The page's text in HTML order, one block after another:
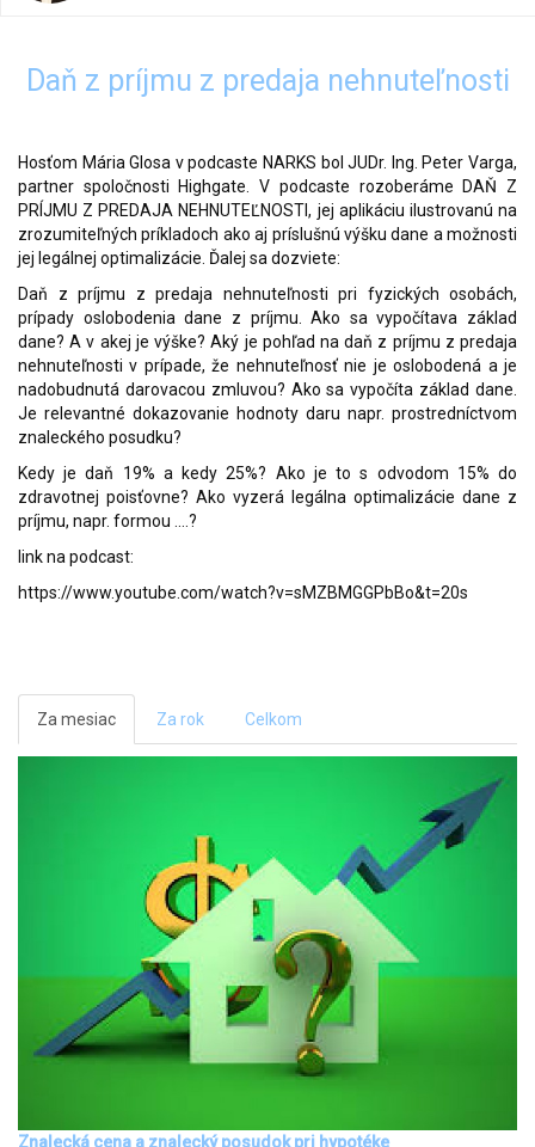
Daň z príjmu z predaja nehnuteľnosti
Hosťom Mária Glosa v podcaste NARKS bol JUDr. Ing. Peter Varga,
partner spoločnosti Highgate. V podcaste rozoberáme DAŇ Z
PRÍJMU Z PREDAJA NEHNUTEĽNOSTI, jej aplikáciu ilustrovanú na
zrozumiteľných príkladoch ako aj príslušnú výšku dane a možnosti
jej legálnej optimalizácie. Ďalej sa dozviete:
Daň z príjmu z predaja nehnuteľnosti pri fyzických osobách,
prípady oslobodenia dane z príjmu. Ako sa vypočítava základ
dane? A v akej je výške? Aký je pohľad na daň z príjmu z predaja
nehnuteľnosti v prípade, že nehnuteľnosť nie je oslobodená a je
nadobudnutá darovacou zmluvou? Ako sa vypočíta základ dane.
Je relevantné dokazovanie hodnoty daru napr. prostredníctvom
znaleckého posudku?
Kedy je daň 19% a kedy 25%? Ako je to s odvodom 15% do
zdravotnej poisťovne? Ako vyzerá legálna optimalizácie dane z
príjmu, napr. formou ....?
link na podcast:
https://www.youtube.com/watch?v=sMZBMGGPbBo&t=20s
Za mesiac Za rok Celkom
Znalecká cena a znalecký posudok pri hypotéke